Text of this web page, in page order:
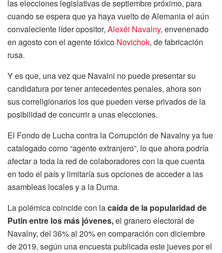
las elecciones legislativas de septiembre próximo, para
cuando se espera que ya haya vuelto de Alemania el aún
convaleciente líder opositor, Alexéi Navalny, envenenado
en agosto con el agente tóxico Novichok, de fabricación
rusa.
Y es que, una vez que Navalni no puede presentar su
candidatura por tener antecedentes penales, ahora son
sus correligionarios los que pueden verse privados de la
posibilidad de concurrir a unas elecciones.
El Fondo de Lucha contra la Corrupción de Navalny ya fue
catalogado como “agente extranjero”, lo que ahora podría
afectar a toda la red de colaboradores con la que cuenta
en todo el país y limitaría sus opciones de acceder a las
asambleas locales y a la Duma.
La polémica coincide con lacaída de la popularidad de
Putin entre los más jóvenes,el granero electoral de
Navalny, del 36% al 20% en comparación con diciembre
de 2019, según una encuesta publicada este jueves por el